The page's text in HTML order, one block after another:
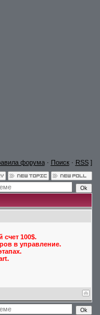
форума· Поиск· RSS]
100$.
в управление.